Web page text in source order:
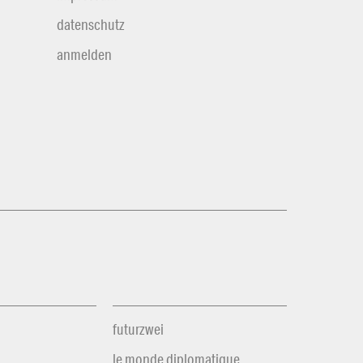
datenschutz
anmelden
futurzwei
le monde diplomatique